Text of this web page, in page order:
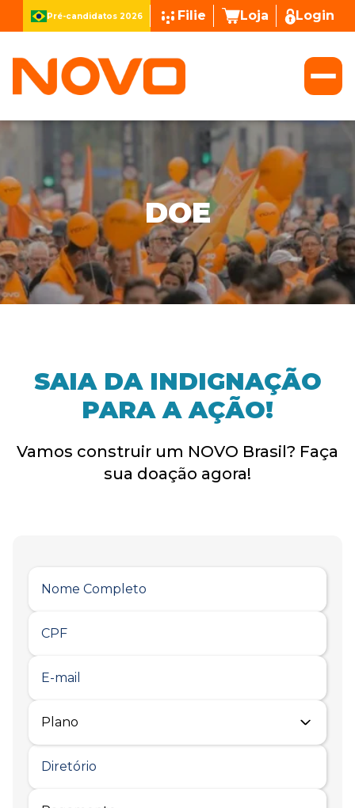
Pré-candidatos 2026 Filie Loja Login
DOE
SAIA DA INDIGNAÇÃO
PARA A AÇÃO!
Vamos construir um NOVO Brasil? Faça
sua doação agora!